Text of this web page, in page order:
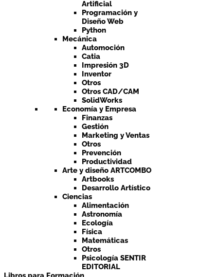
Artificial
Programación y
Diseño Web
Python
Mecánica
Automoción
Catia
Impresión 3D
Inventor
Otros
Otros CAD/CAM
SolidWorks
Economía y Empresa
Finanzas
Gestión
Marketing y Ventas
Otros
Prevención
Productividad
Arte y diseño ARTCOMBO
Artbooks
Desarrollo Artístico
Ciencias
Alimentación
Astronomía
Ecología
Física
Matemáticas
Otros
Psicología SENTIR
EDITORIAL